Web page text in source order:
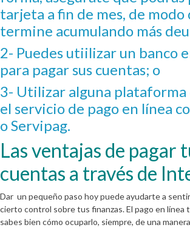
tarjeta a fin de mes, de modo
termine acumulando más
2- Puedes utiilizar un banco
para pagar sus cuentas; o
3- Utilizar alguna plataforma
el servicio de pago en línea
o Servipag.
Las ventajas de pagar
cuentas a través de
Dar un pequeño paso hoy puede ayudarte a
cierto control sobre tus finanzas. El pago en línea
sabes bien cómo ocuparlo, siempre, de una